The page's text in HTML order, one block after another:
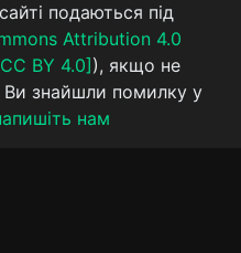
подаються під
Attribution 4.0
BY 4.0] ), якщо не
Ви знайшли помилку у
нам